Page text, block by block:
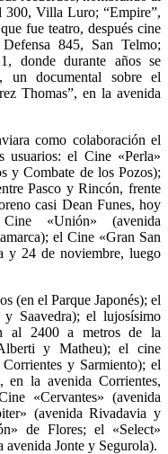
300, Villa Luro; “Empire”,
fue teatro, después cine
845, San Telmo;
donde durante años se
un documental sobre el
Thomas”, en la avenida
como colaboración el
usuarios: el Cine «Perla»
y Combate de los Pozos);
Pasco y Rincón, frente
casi Dean Funes, hoy
«Unión» (avenida
el Cine «Gran San
y 24 de noviembre, luego
(en el Parque Japonés); el
y Saavedra); el lujosísimo
al 2400 a metros de la
y Matheu); el cine
y Sarmiento); el
en la avenida Corrientes,
«Cervantes» (avenida
(avenida Rivadavia y
de Flores; el «Select»
Jonte y Segurola).